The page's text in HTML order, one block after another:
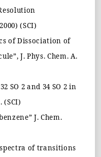
(SCI)
of Dissociation of
”, J. Phys. Chem. A.
SO 2 and 34 SO 2 in
(SCI)
” J. Chem.
of transitions